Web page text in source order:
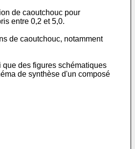
de caoutchouc pour
entre 0,2 et 5,0.
de caoutchouc, notamment
des figures schématiques
de synthèse d'un composé